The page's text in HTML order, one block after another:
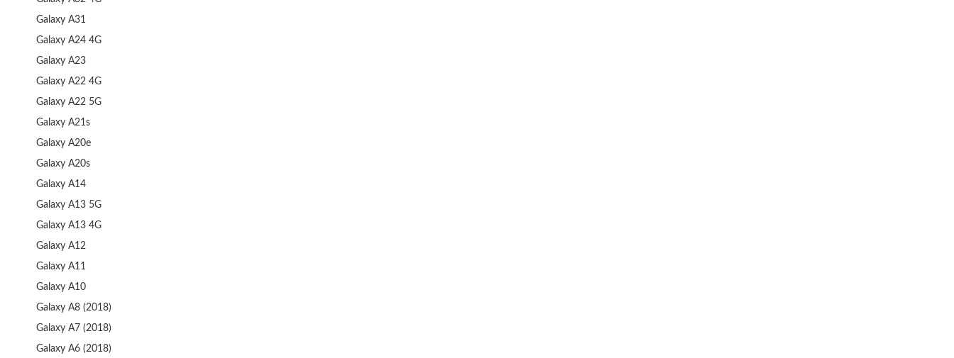
Galaxy A31
Galaxy A24 4G
Galaxy A23
Galaxy A22 4G
Galaxy A22 5G
Galaxy A21s
Galaxy A20e
Galaxy A20s
Galaxy A14
Galaxy A13 5G
Galaxy A13 4G
Galaxy A12
Galaxy A11
Galaxy A10
Galaxy A8 (2018)
Galaxy A7 (2018)
Galaxy A6 (2018)